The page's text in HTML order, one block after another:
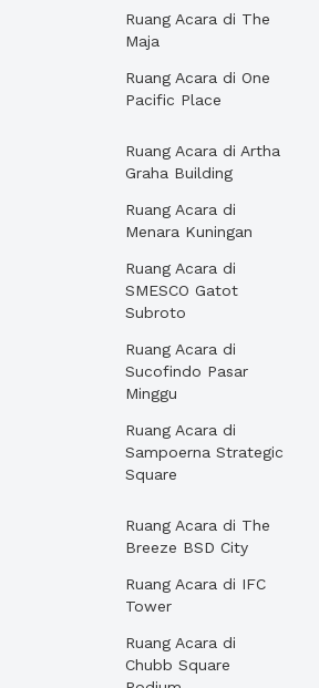
Ruang Acara di The
Maja
Ruang Acara di One
Pacific Place
Ruang Acara di Artha
Graha Building
Ruang Acara di
Menara Kuningan
Ruang Acara di
SMESCO Gatot
Subroto
Ruang Acara di
Sucofindo Pasar
Minggu
Ruang Acara di
Sampoerna Strategic
Square
Ruang Acara di The
Breeze BSD City
Ruang Acara di IFC
Tower
Ruang Acara di
Chubb Square